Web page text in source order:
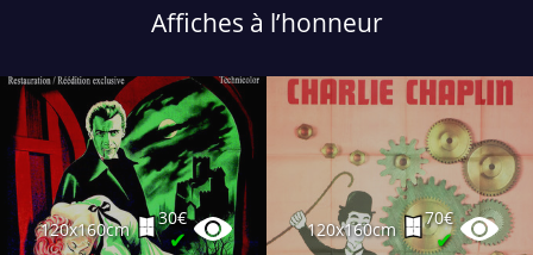
Promotions
FAQ
Communauté
Collectionneur
Vendu
Affiches à l’honneur
120x160cm
30€
✔ 120x160cm
70€
✔